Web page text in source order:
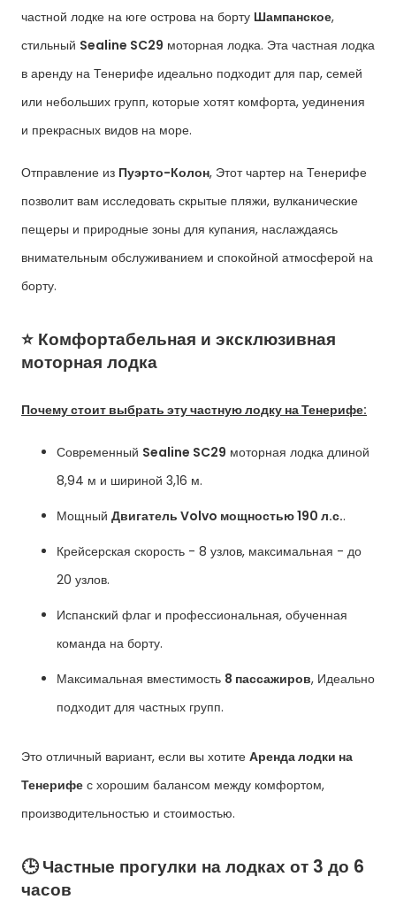
частной лодке на юге острова на борту Шампанское,
стильный Sealine SC29 моторная лодка. Эта частная лодка
в аренду на Тенерифе идеально подходит для пар, семей
или небольших групп, которые хотят комфорта, уединения
и прекрасных видов на море.
Отправление из Пуэрто-Колон, Этот чартер на Тенерифе
позволит вам исследовать скрытые пляжи, вулканические
пещеры и природные зоны для купания, наслаждаясь
внимательным обслуживанием и спокойной атмосферой на
борту.
⭐ Комфортабельная и эксклюзивная
моторная лодка
Почему стоит выбрать эту частную лодку на Тенерифе:
Современный Sealine SC29 моторная лодка длиной
8,94 м и шириной 3,16 м.
Мощный Двигатель Volvo мощностью 190 л.с..
Крейсерская скорость - 8 узлов, максимальная - до
20 узлов.
Испанский флаг и профессиональная, обученная
команда на борту.
Максимальная вместимость 8 пассажиров, Идеально
подходит для частных групп.
Это отличный вариант, если вы хотите Аренда лодки на
Тенерифе с хорошим балансом между комфортом,
производительностью и стоимостью.
🕒 Частные прогулки на лодках от 3 до 6
часов